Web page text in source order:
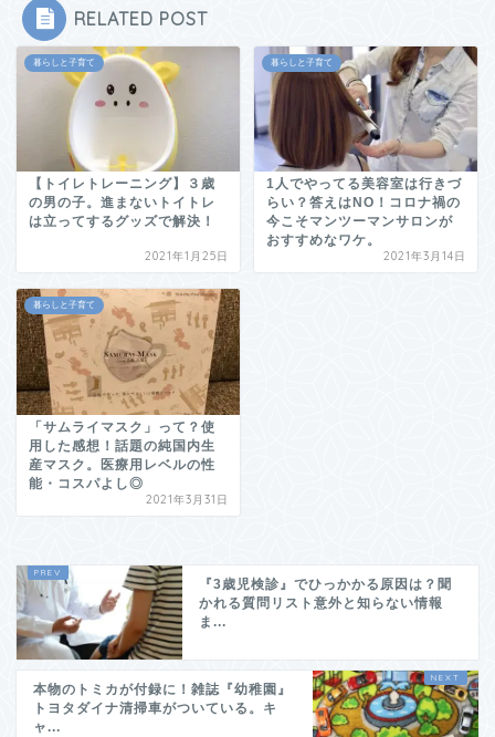
RELATED POST
暮らしと子育て
【トイレトレーニング】３歳
の男の子。進まないトイトレ
は立ってするグッズで解決！
2021年1月25日
暮らしと子育て
1人でやってる美容室は行きづ
らい？答えはNO！コロナ禍の
今こそマンツーマンサロンが
おすすめなワケ。
2021年3月14日
暮らしと子育て
「サムライマスク」って？使
用した感想！話題の純国内生
産マスク。医療用レベルの性
能・コスパよし◎
2021年3月31日
『3歳児検診』でひっかかる原因は？聞
かれる質問リスト意外と知らない情報
ま...
本物のトミカが付録に！雑誌『幼稚園』
トヨタダイナ清掃車がついている。キ
ャ...